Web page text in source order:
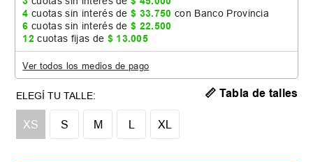
4 cuotas sin interés de$ 33.750 con Banco Provincia
6 cuotas sin interés de$ 22.500
12 cuotas fijas de $ 13.005
Ver todos los medios de pago
S L
M XL
XS
📏 Tabla de talles